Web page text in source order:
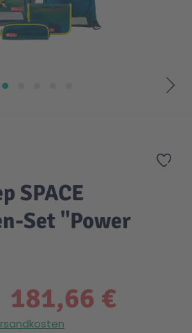
Zur
SPACE
Set "Power
181,66 €